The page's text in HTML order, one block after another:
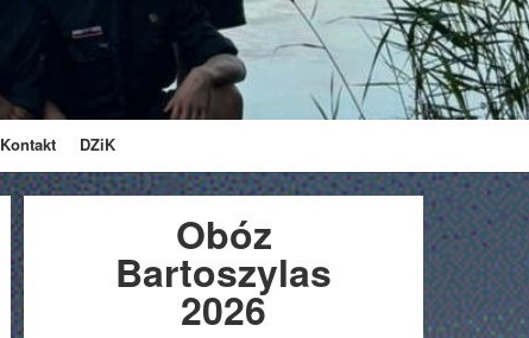
Kontakt DZiK
Obóz
Bartoszylas
2026